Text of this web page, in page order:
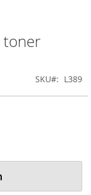
toner
SKU L389